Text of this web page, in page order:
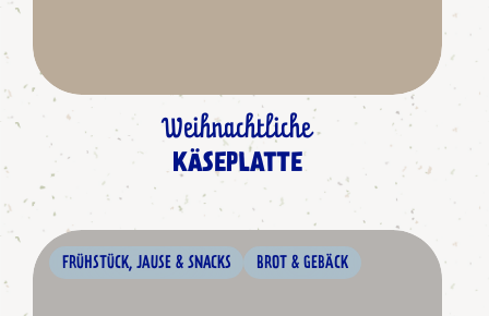
Weihnachtliche
KÄSEPLATTE
FRÜHSTÜCK, JAUSE & SNACKS BROT & GEBÄCK